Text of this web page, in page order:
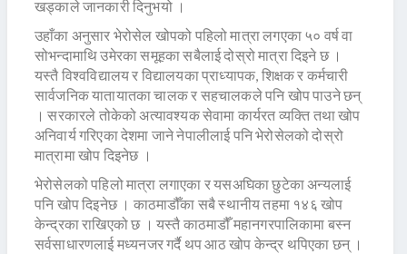
खड्काले जानकारी दिनुभयो ।
उहाँका अनुसार भेरोसेल खोपको पहिलो मात्रा लगएका ५० वर्ष वा
सोभन्दामाथि उमेरका समूहका सबैलाई दोस्रो मात्रा दिइने छ ।
यस्तै विश्वविद्यालय र विद्यालयका प्राध्यापक, शिक्षक र कर्मचारी
सार्वजनिक यातायातका चालक र सहचालकले पनि खोप पाउने छन्
। सरकारले तोकेको अत्यावश्यक सेवामा कार्यरत व्यक्ति तथा खोप
अनिवार्य गरिएका देशमा जाने नेपालीलाई पनि भेरोसेलको दोस्रो
मात्रामा खोप दिइनेछ ।
भेरोसेलको पहिलो मात्रा लगाएका र यसअघिका छुटेका अन्यलाई
पनि खोप दिइनेछ । काठमाडौँका सबै स्थानीय तहमा १४६ खोप
केन्द्रका राखिएको छ । यस्तै काठमाडौँ महानगरपालिकामा बस्न
सर्वसाधारणलाई मध्यनजर गर्दै थप आठ खोप केन्द्र थपिएका छन् ।